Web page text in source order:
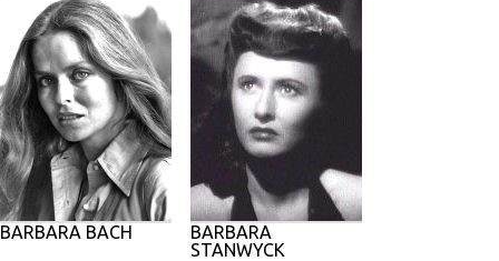
BARBARA BACH
BARBARA
STANWYCK